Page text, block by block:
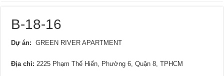
B-18-16
Dự án: GREEN RIVER APARTMENT
Địa chỉ: 2225 Phạm Thế Hiển, Phường 6, Quận 8, TPHCM